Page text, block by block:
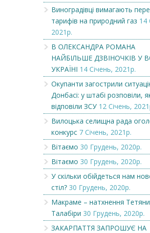
Виноградівці вимагають
тарифів на природний газ 14
2021р.
В ОЛЕКСАНДРА РОМАНА
НАЙБІЛЬШЕ ДЗВІНОЧКІВ У
УКРАЇНІ 14 Січень, 2021р.
Окупанти загострили
Донбасі: у штабі розповіли,
відповіли ЗСУ 12 Січень,
Вилоцька селищна рада
конкурс 7 Січень, 2021р.
Вітаємо 30 Грудень, 2020р.
Вітаємо 30 Грудень, 2020р.
У скільки обійдеться нам
стіл? 30 Грудень, 2020р.
Макраме – натхнення Тетяни
Талабіри 30 Грудень, 2020р.
ЗАКАРПАТТЯ ЗАПРОШУЄ НА